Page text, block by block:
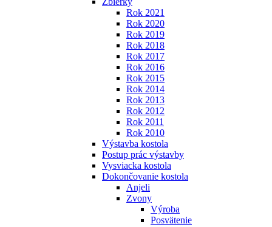
Rok 2021
Rok 2020
Rok 2019
Rok 2018
Rok 2017
Rok 2016
Rok 2015
Rok 2014
Rok 2013
Rok 2012
Rok 2011
Rok 2010
Výstavba kostola
Postup prác výstavby
Vysviacka kostola
Dokončovanie kostola
Anjeli
Zvony
Výroba
Posvätenie